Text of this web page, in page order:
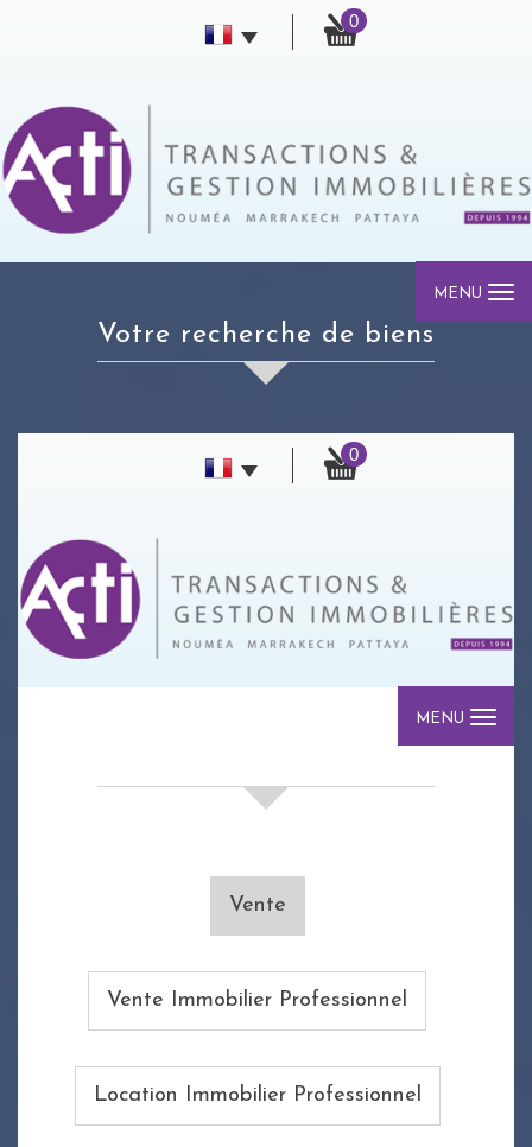
0
MENU
votre recherche de biens
0
MENU
Vente
Vente Immobilier Professionnel
Location Immobilier Professionnel